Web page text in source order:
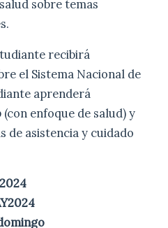
sobre temas
recibirá
el Sistema Nacional de
aprenderá
(con enfoque de salud) y
de asistencia y cuidado